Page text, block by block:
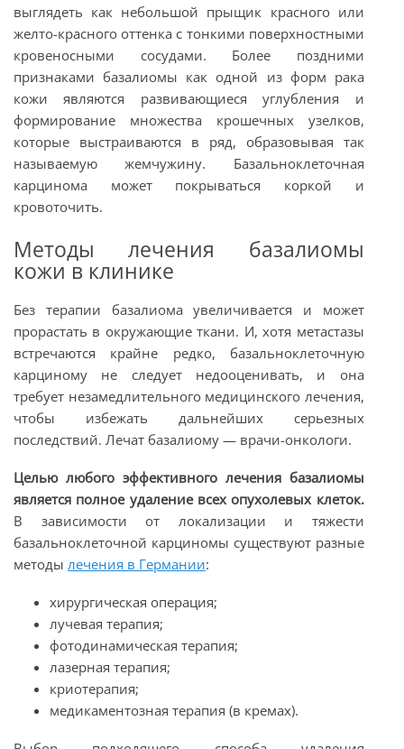
выглядеть как небольшой прыщик красного или
желто-красного оттенка с тонкими поверхностными
кровеносными сосудами. Более поздними
признаками базалиомы как одной из форм рака
кожи являются развивающиеся углубления и
формирование множества крошечных узелков,
которые выстраиваются в ряд, образовывая так
называемую жемчужину. Базальноклеточная
карцинома может покрываться коркой и
кровоточить.
Методы лечения базалиомы
кожи в клинике
Без терапии базалиома увеличивается и может
прорастать в окружающие ткани. И, хотя метастазы
встречаются крайне редко, базальноклеточную
карциному не следует недооценивать, и она
требует незамедлительного медицинского лечения,
чтобы избежать дальнейших серьезных
последствий. Лечат базалиому — врачи-онкологи.
Целью любого эффективного лечения базалиомы
является полное удаление всех опухолевых клеток.
В зависимости от локализации и тяжести
базальноклеточной карциномы существуют разные
методы лечения в Германии:
хирургическая операция;
лучевая терапия;
фотодинамическая терапия;
лазерная терапия;
криотерапия;
медикаментозная терапия (в кремах).